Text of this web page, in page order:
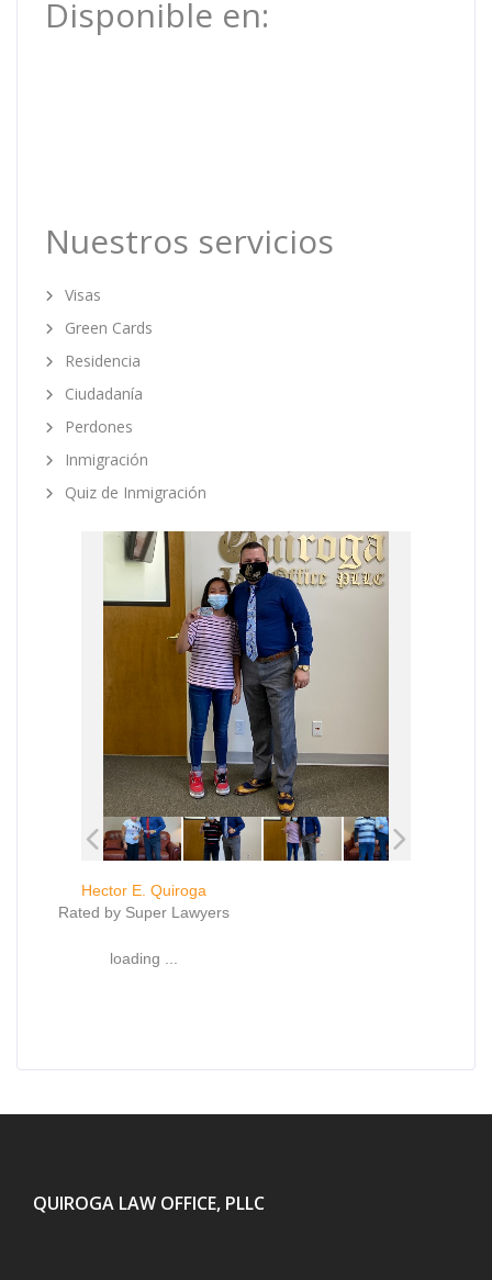
Disponible en:
Nuestros servicios
Visas
Green Cards
Residencia
Ciudadanía
Perdones
Inmigración
Quiz de Inmigración
Hector E. Quiroga
Rated by Super Lawyers
loading ...
QUIROGA LAW OFFICE, PLLC